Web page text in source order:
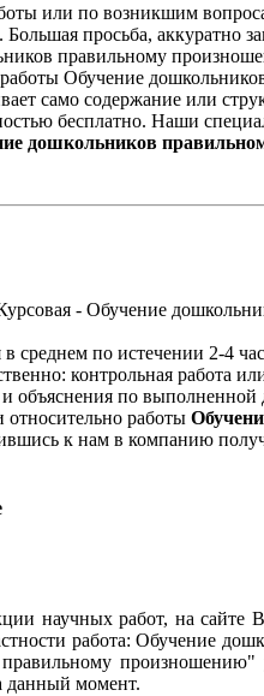
или по возникшим
просьба, аккуратно
правильному
Обучение
само содержание или
бесплатно. Наши
дошкольников
- Обучение
в среднем по истечении 2-4
контрольная работа
объяснения по
работы
к нам в компанию
научных работ, на
работа: Обучение
данный момент.